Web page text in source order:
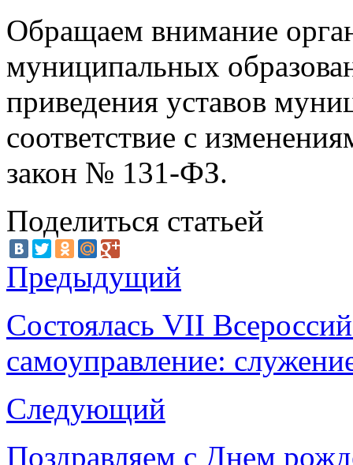
Обращаем внимание
муниципальных
приведения уставов
соответствие с
закон № 131-ФЗ.
Поделиться статьей
Предыдущий
Состоялась VII
самоуправление:
Следующий
Поздравляем с Днем